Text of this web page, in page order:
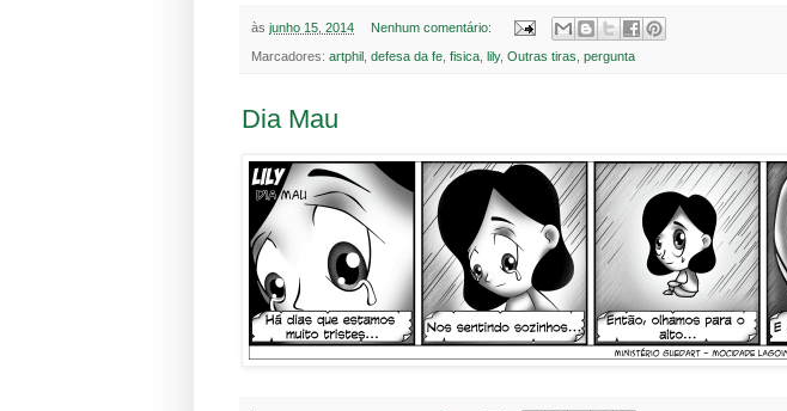
às junho 15, 2014 Nenhum comentário:
Marcadores: artphil defesa da fe fisica lily, Outras tiras pergunta
Dia Mau